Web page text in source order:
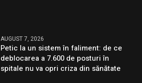
AUGUST 7, 2026
Petic la un sistem în faliment: de ce
deblocarea a 7.600 de posturi în
spitale nu va opri criza din sănătate